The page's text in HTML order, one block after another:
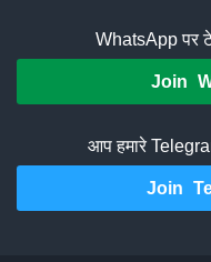
WhatsApp पर
Join
आप हमारे
Join